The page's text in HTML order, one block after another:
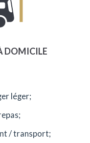
DOMICILE
léger;
/ transport;